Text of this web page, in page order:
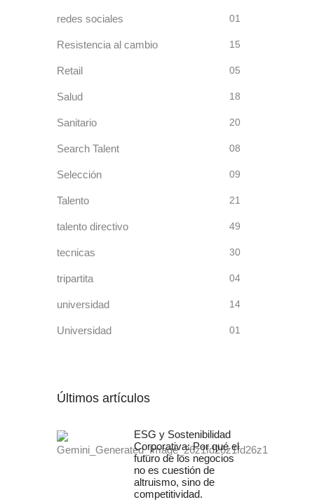
redes sociales 01
Resistencia al cambio 15
Retail 05
Salud 18
Sanitario 20
Search Talent 08
Selección 09
Talento 21
talento directivo 49
tecnicas 30
tripartita 04
universidad 14
Universidad 01
Últimos artículos
ESG y Sostenibilidad
Corporativa: Por qué el
futuro de los negocios
no es cuestión de
altruismo, sino de
competitividad.